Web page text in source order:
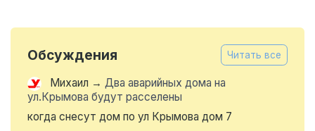
Обсуждения Читать все
Михаил → Два аварийных дома на
ул.Крымова будут расселены
когда снесут дом по ул Крымова дом 7